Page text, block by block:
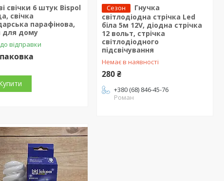
свічки 6 штук Bispol
свічка
парафінова,
для дому
відправки
Сезон
Гнучка
світлодіодна стрічка Led
біла 5м 12V, діодна стрічка
12 вольт, стрічка
світлодіодного
підсвічування
Немає в наявності
280 ₴
+380 (68) 846-45-76
Роман